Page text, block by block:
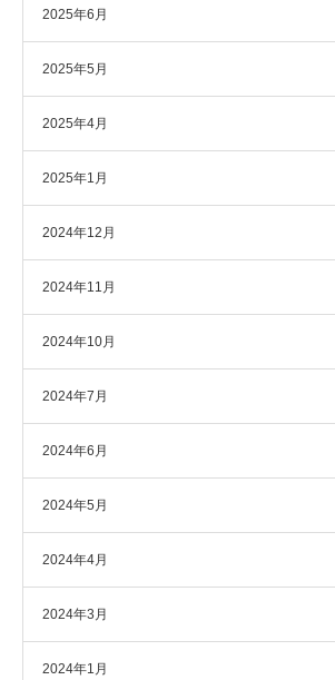
2025年6月
2025年5月
2025年4月
2025年1月
2024年12月
2024年11月
2024年10月
2024年7月
2024年6月
2024年5月
2024年4月
2024年3月
2024年1月